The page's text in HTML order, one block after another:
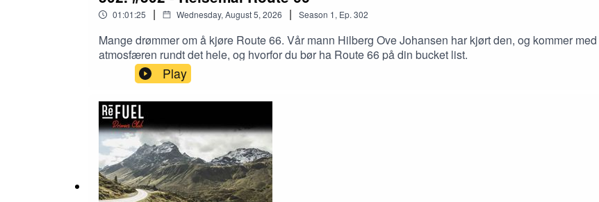
01:01:25 | Wednesday, August 5, 2026 | Season 1, Ep. 302
Mange drømmer om å kjøre Route 66. Vår mann Hilberg Ove Johansen har kjørt den, og kommer
atmosfæren rundt det hele, og hvorfor du bør ha Route 66 på din bucket list.
Play